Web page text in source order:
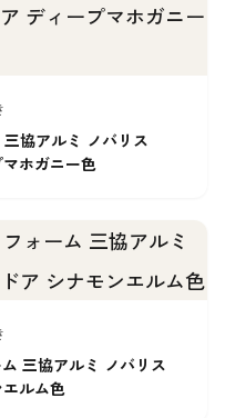
協アルミ ノバリス
マホガニー色
三協アルミ ノバリス
エルム色